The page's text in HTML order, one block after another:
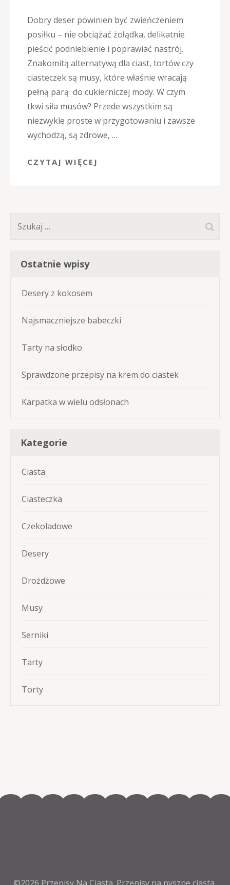
Dobry deser powinien być zwieńczeniem
posiłku – nie obciążać żołądka, delikatnie
pieścić podniebienie i poprawiać nastrój.
Znakomitą alternatywą dla ciast, tortów czy
ciasteczek są musy, które właśnie wracają
pełną parą do cukierniczej mody. W czym
tkwi siła musów? Przede wszystkim są
niezwykle proste w przygotowaniu i zawsze
wychodzą, są zdrowe, …
CZYTAJ WIĘCEJ
Szukaj:
Ostatnie wpisy
Desery z kokosem
Najsmaczniejsze babeczki
Tarty na słodko
Sprawdzone przepisy na krem do ciastek
Karpatka w wielu odsłonach
Kategorie
Ciasta
Ciasteczka
Czekoladowe
Desery
Drożdżowe
Musy
Serniki
Tarty
Torty